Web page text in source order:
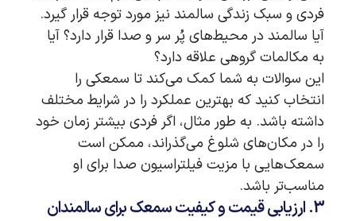
فردی و سبک زندگی سالمند نیز مورد توجه قرار گیرد.
آیا سالمند در محیط‌های پُر سر و صدا قرار دارد؟ آیا
به مکالمات گروهی علاقه دارد؟
این سوالات به شما کمک می‌کند تا سمعکی را
انتخاب کنید که بهترین عملکرد را در شرایط مختلف
داشته باشد. به طور مثال، اگر فردی بیشتر زمان خود
را در مکان‌های شلوغ می‌گذراند، ممکن است
سمعک‌هایی با مزیت فیلتراسیون صدا برای او
مناسب‌تر باشد.
3. ارزیابی قیمت و کیفیت سمعک برای سالمندان